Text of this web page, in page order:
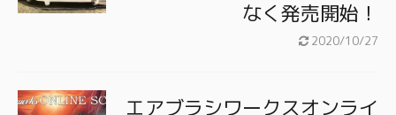
なく発売開始！
2020/10/27
エアブラシワークスオンライ